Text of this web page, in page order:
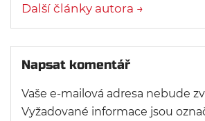
Další články autora →
Napsat komentář
Vaše e-mailová adresa nebude
Vyžadované informace jsou